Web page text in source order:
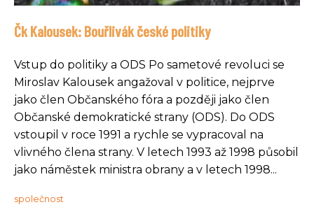
Čk Kalousek: Bouřlivák české politiky
Vstup do politiky a ODS Po sametové revoluci se
Miroslav Kalousek angažoval v politice, nejprve
jako člen Občanského fóra a později jako člen
Občanské demokratické strany (ODS). Do ODS
vstoupil v roce 1991 a rychle se vypracoval na
vlivného člena strany. V letech 1993 až 1998 působil
jako náměstek ministra obrany a v letech 1998...
společnost